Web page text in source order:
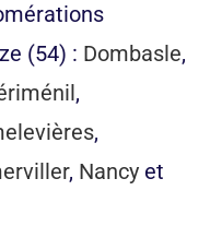
(54) : Dombasle,
,
,
, Nancy et